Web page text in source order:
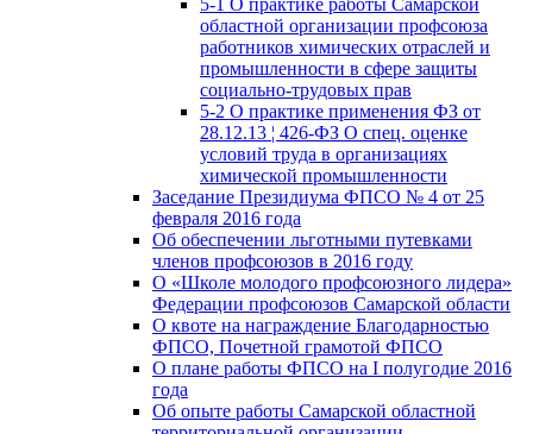
областной организации профсоюза
работников химических отраслей и
промышленности в сфере защиты
социально-трудовых прав
5-2 О практике применения ФЗ от
28.12.13 ¦ 426-ФЗ О спец. оценке
условий труда в организациях
химической промышленности
Заседание Президиума ФПСО № 4 от 25
февраля 2016 года
Об обеспечении льготными путевками
членов профсоюзов в 2016 году
О «Школе молодого профсоюзного лидера»
Федерации профсоюзов Самарской области
О квоте на награждение Благодарностью
ФПСО, Почетной грамотой ФПСО
О плане работы ФПСО на I полугодие 2016
года
Об опыте работы Самарской областной